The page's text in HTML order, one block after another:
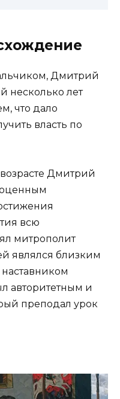
Дмитрий
несколько лет
что дало
власть по
Дмитрий
всю
митрополит
являлся близким
авторитетным и
преподал урок